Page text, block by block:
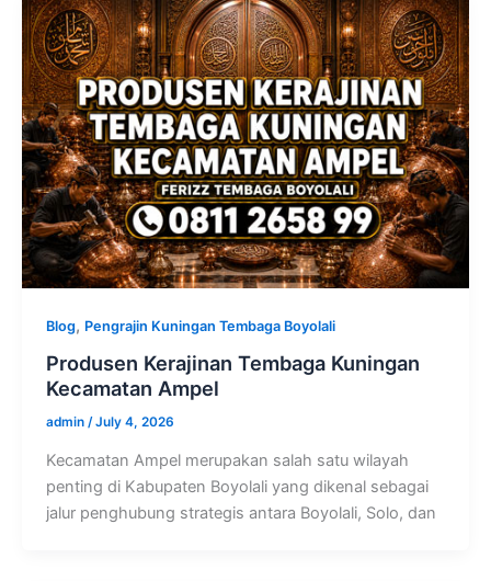
Blog, Pengrajin Kuningan Tembaga Boyolali
Produsen Kerajinan Tembaga Kuningan
Kecamatan Ampel
admin /July 4, 2026
Kecamatan Ampel merupakan salah satu wilayah
penting di Kabupaten Boyolali yang dikenal sebagai
jalur penghubung strategis antara Boyolali, Solo, dan